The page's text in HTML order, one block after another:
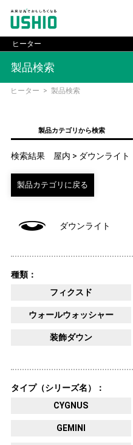
ヒーター
製品検索
ヒーター > 製品検索
製品カテゴリから検索
検索結果 屋内 > ダウンライト
ダウンライト
種類：
フィクスド
ウォールウォッシャー
装飾ダウン
タイプ（シリーズ名）：
CYGNUS
GEMINI